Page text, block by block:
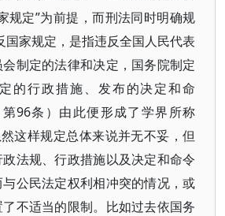
规定”为前提，而刑法同时明确规
国家规定，是指违反全国人民代表
制定的法律和决定，国务院制定
的行政措施、发布的决定和命
96条）由此便形成了学界所称
这样规定总体来说并无不妥，但
法规、行政措施以及决定和命令
公民法定权利相冲突的情况，或
不适当的限制。比如过去依国务